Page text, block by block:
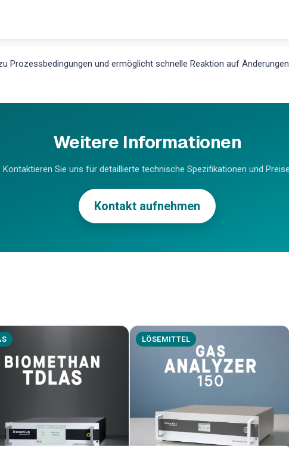
Prozessbedingungen und ermöglicht schnelle Reaktion auf
Weitere Informationen
Kontaktieren Sie uns für detaillierte technische Spezifikationen und Preise.
Kontakt aufnehmen
LÖSEMITTEL